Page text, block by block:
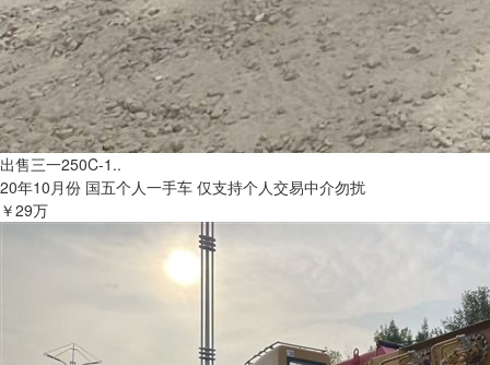
出售三一250C-1..
20年10月份 国五个人一手车 仅支持个人交易中介勿扰
￥29万